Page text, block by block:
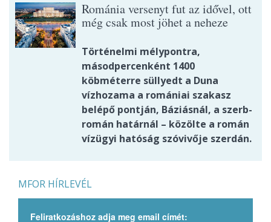
Románia versenyt fut az idővel, ott
még csak most jöhet a neheze
Történelmi mélypontra,
másodpercenként 1400
köbméterre süllyedt a Duna
vízhozama a romániai szakasz
belépő pontján, Báziásnál, a szerb-
román határnál – közölte a román
vízügyi hatóság szóvivője szerdán.
MFOR HÍRLEVÉL
Feliratkozáshoz adja meg email címét: